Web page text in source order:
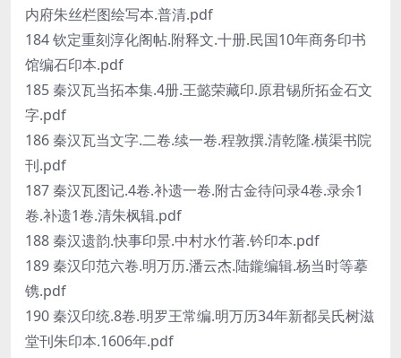
内府朱丝栏图绘写本.普清.pdf
184 钦定重刻淳化阁帖.附释文.十册.民国10年商务印书
馆编石印本.pdf
185 秦汉瓦当拓本集.4册.王懿荣藏印.原君锡所拓金石文
字.pdf
186 秦汉瓦当文字.二卷.续一卷.程敦撰.清乾隆.橫渠书院
刊.pdf
187 秦汉瓦图记.4卷.补遗一卷.附古金待问录4卷.录余1
卷.补遗1卷.清朱枫辑.pdf
188 秦汉遗韵.快事印景.中村水竹著.钤印本.pdf
189 秦汉印范六卷.明万历.潘云杰.陆鑨编辑.杨当时等摹
镌.pdf
190 秦汉印统.8卷.明罗王常编.明万历34年新都吴氏树滋
堂刊朱印本.1606年.pdf